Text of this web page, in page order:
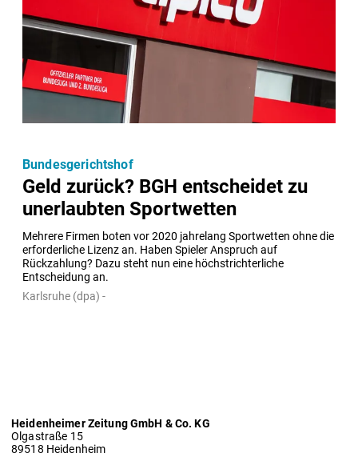
Geld zurück? BGH entscheidet zu
unerlaubten Sportwetten
Mehrere Firmen boten vor 2020 jahrelang Sportwetten ohne die
erforderliche Lizenz an. Haben Spieler Anspruch auf
Rückzahlung? Dazu steht nun eine höchstrichterliche
Entscheidung an.
Bundesgerichtshof
Karlsruhe (dpa) -
Heidenheimer Zeitung GmbH & Co. KG
Olgastraße 15
89518 Heidenheim